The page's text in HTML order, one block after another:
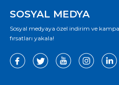
SOSYAL MEDYA
Sosyal medyaya özel indirim ve
fırsatları yakala!